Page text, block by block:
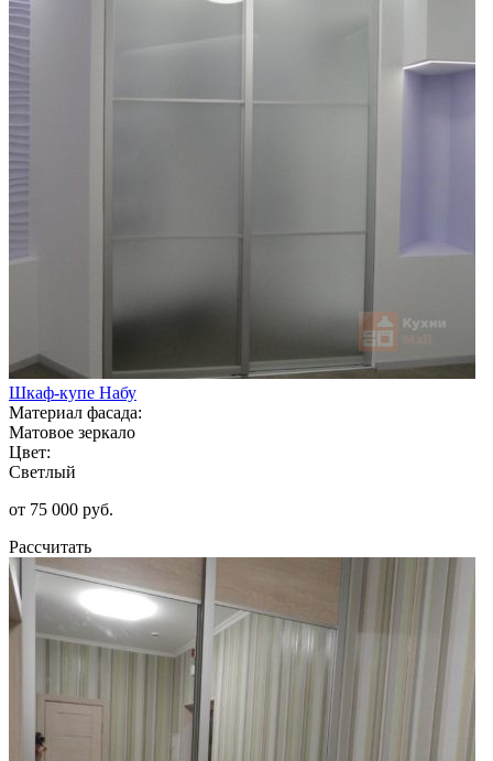
Шкаф-купе Набу
Материал фасада:
Матовое зеркало
Цвет:
Светлый
от 75 000 руб.
Рассчитать